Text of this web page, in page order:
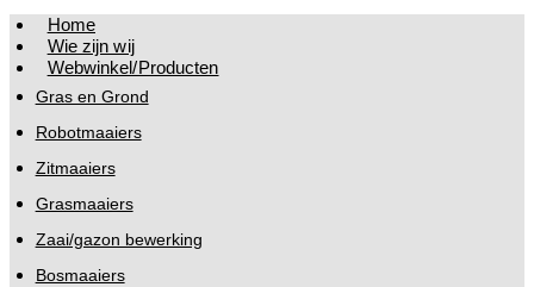
Home
Wie zijn wij
Webwinkel/Producten
Gras en Grond
Robotmaaiers
Zitmaaiers
Grasmaaiers
Zaai/gazon bewerking
Bosmaaiers